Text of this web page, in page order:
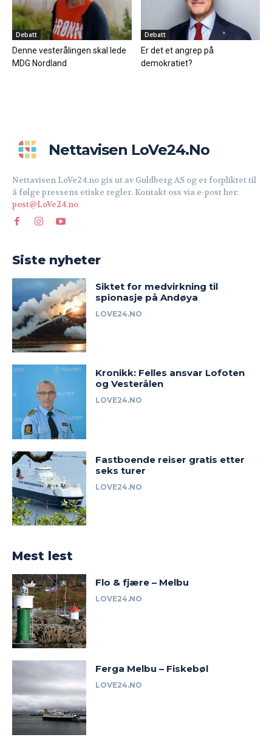
Debatt
Denne vesterålingen skal lede
MDG Nordland
Debatt
Er det et angrep på
demokratiet?
Nettavisen LoVe24.no
Nettavisen LoVe24.no gis ut av Guldberg AS og er forpliktet til
å følge pressens etiske regler. Kontakt oss via e-post her:
post@LoVe24.no
Siste nyheter
Siktet for medvirkning til
spionasje på Andøya
LOVE24.NO
Kronikk: Felles ansvar Lofoten
og Vesterålen
LOVE24.NO
Fastboende reiser gratis etter
seks turer
LOVE24.NO
Mest lest
Flo & fjære – Melbu
LOVE24.NO
Ferga Melbu – Fiskebøl
LOVE24.NO